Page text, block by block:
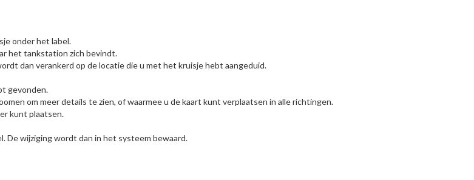
onder het label.
het tankstation zich bevindt.
dan verankerd op de locatie die u met het kruisje hebt aangeduid.
gevonden.
om meer details te zien, of waarmee u de kaart kunt verplaatsen in alle richtingen.
kunt plaatsen.
De wijziging wordt dan in het systeem bewaard.